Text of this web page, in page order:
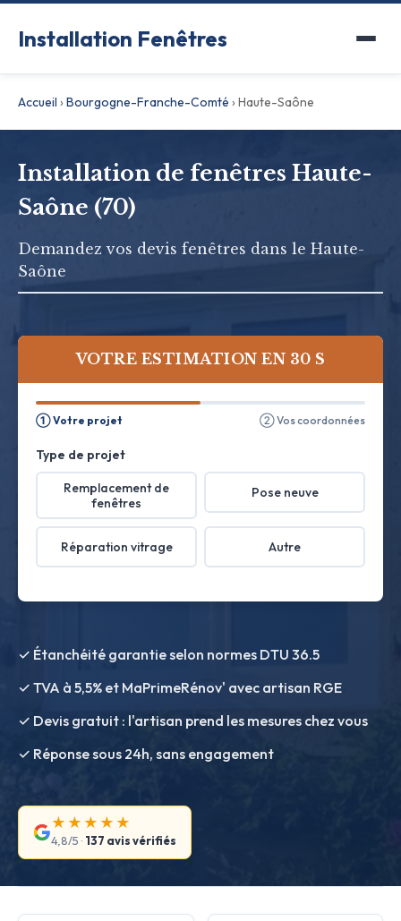
Installation Fenêtres
Accueil ›Bourgogne-Franche-Comté ›Haute-Saône
Installation de fenêtres Haute-
Saône (70)
Demandez vos devis fenêtres dans le Haute-
Saône
VOTRE ESTIMATION EN 30 S
① Votre projet ② Vos coordonnées
Type de projet
Remplacement de
fenêtres
Pose neuve
Réparation vitrage Autre
✓ Étanchéité garantie selon normes DTU 36.5
✓ TVA à 5,5% et MaPrimeRénov' avec artisan RGE
✓ Devis gratuit : l'artisan prend les mesures chez vous
✓ Réponse sous 24h, sans engagement
★★★★★
4,8/5 · 137 avis vérifiés